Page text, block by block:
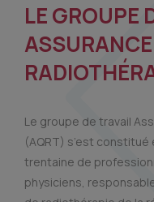
LE GROUPE
Le groupe de travail
(AQRT) s’est constitué
trentaine de
physiciens,